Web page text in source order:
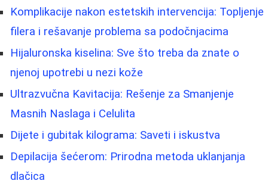
Komplikacije nakon estetskih intervencija: Topljenje
filera i rešavanje problema sa podočnjacima
Hijaluronska kiselina: Sve što treba da znate o
njenoj upotrebi u nezi kože
Ultrazvučna Kavitacija: Rešenje za Smanjenje
Masnih Naslaga i Celulita
Dijete i gubitak kilograma: Saveti i iskustva
Depilacija šećerom: Prirodna metoda uklanjanja
dlačica